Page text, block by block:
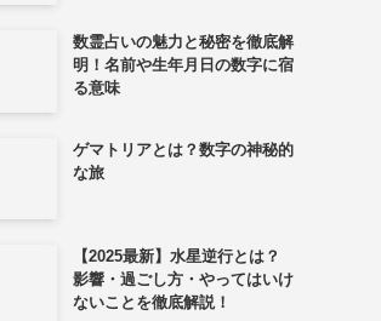
数霊占いの魅力と秘密を徹底解
明！名前や生年月日の数字に宿
る意味
ゲマトリアとは？数字の神秘的
な旅
【2025最新】水星逆行とは？
影響・過ごし方・やってはいけ
ないことを徹底解説！